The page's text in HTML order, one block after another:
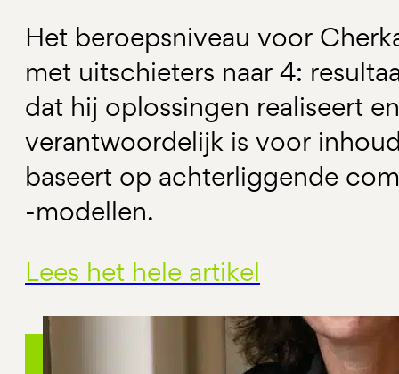
Het beroepsniveau voor
met uitschieters naar 4:
dat hij oplossingen realiseert
verantwoordelijk is voor
baseert op achterliggende
-modellen.
Lees het hele artikel